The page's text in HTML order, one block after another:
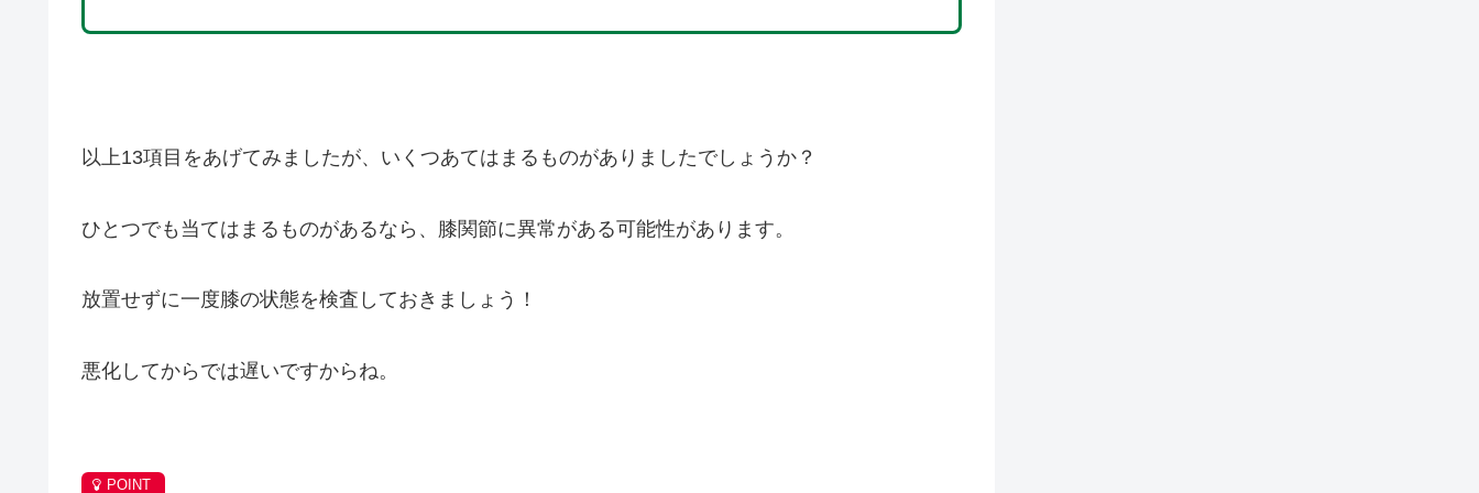
以上13項目をあげてみましたが、いくつあてはまるものがありましたでしょうか？
ひとつでも当てはまるものがあるなら、膝関節に異常がある可能性があります。
放置せずに一度膝の状態を検査しておきましょう！
悪化してからでは遅いですからね。